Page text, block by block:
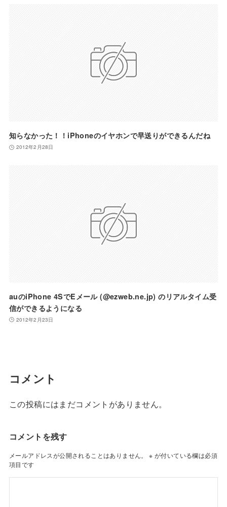
知らなかった！！iPhoneのイヤホンで早送りができるんだね
2012年2月28日
auのiPhone 4SでEメール (@ezweb.ne.jp) のリアルタイム受
信ができるようになる
2012年2月23日
コメント
この投稿にはまだコメントがありません。
コメントを残す
メールアドレスが公開されることはありません。 ※ が付いている欄は必須
項目です